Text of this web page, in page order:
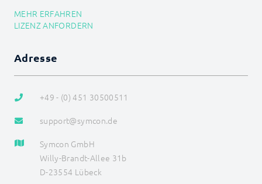
MEHR ERFAHREN
LIZENZ ANFORDERN
Adresse
+49 - (0) 451 30500511
support@symcon.de
Symcon GmbH
Willy-Brandt-Allee 31b
D-23554 Lübeck